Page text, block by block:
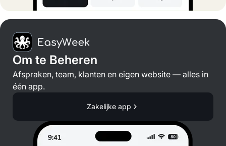
Om te Beheren
Afspraken, team, klanten en eigen website — alles in
één app.
Zakelijke app